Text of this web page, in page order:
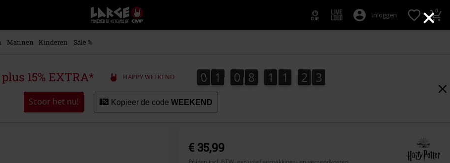
×
Large
–
Muziek-,
+
kleding
Inloggen 0
Mannen Kinderen Sale %
15% EXTRA* HAPPY WEEKEND 0
0 1
1 0
0 8
8 1
1 1
1 2
2 1
3
1
Scoor het nu! Kopieer de code WEEKEND
€ 35,99